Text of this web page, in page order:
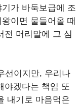
가 바둑보급에 조
이면 물들어올 때
전 머리말에 그 심
선이지만, 우리나
야겠다는 책임 또
내기로 마음먹은